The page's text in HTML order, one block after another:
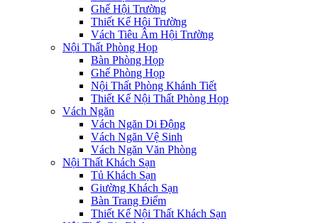
Ghế Hội Trường
Thiết Kế Hội Trường
Vách Tiêu Âm Hội Trường
Nội Thất Phòng Họp
Bàn Phòng Họp
Ghế Phòng Họp
Nội Thất Phòng Khánh Tiết
Thiết Kế Nội Thất Phòng Họp
Vách Ngăn
Vách Ngăn Di Động
Vách Ngăn Vệ Sinh
Vách Ngăn Văn Phòng
Nội Thất Khách Sạn
Tủ Khách Sạn
Giường Khách Sạn
Bàn Trang Điểm
Thiết Kế Nội Thất Khách Sạn